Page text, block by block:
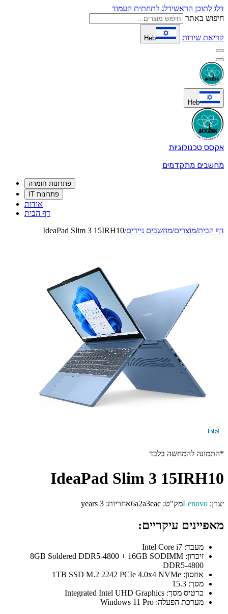
דלג לתוכן הראשידלג לתחתית העמוד
חיפוש באתר
קריאת שירות Heb
Heb
אקסס טכנולוגיות
מחשבים מתקדמים
פתרונות חומרה
פתרונות IT
אודות
דף הבית
דף הבית/מוצרים/מחשבים ניידים/
IdeaPad Slim 3 15IRH10
*התמונה להמחשה בלבד
IdeaPad Slim 3 15IRH10
יצרן: Lenovoמק"ט: 6a2a3eacאחריות: 3 years
מאפיינים עיקריים:
מעבד:
זיכרון: 8GB Soldered DDR5-4800 + 16GB SODIMM
DDR5-4800
אחסון:
מסך:
כרטיס מסך:
מערכת הפעלה: